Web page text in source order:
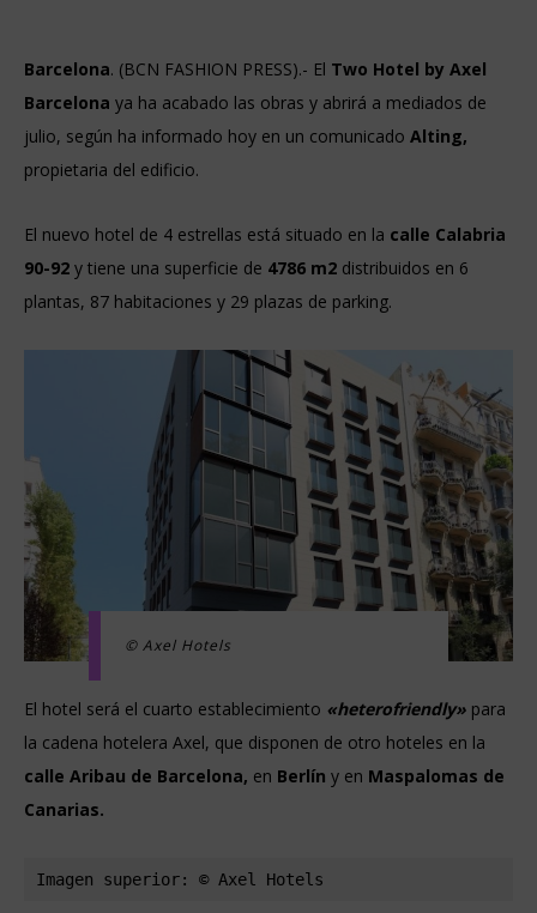
Barcelona. (BCN FASHION PRESS).- El Two Hotel by Axel
Barcelona ya ha acabado las obras y abrirá a mediados de
julio, según ha informado hoy en un comunicado Alting,
propietaria del edificio.
El nuevo hotel de 4 estrellas está situado en la calle Calabria
90-92 y tiene una superficie de 4786 m2 distribuidos en 6
plantas, 87 habitaciones y 29 plazas de parking.
© Axel Hotels
El hotel será el cuarto establecimiento «heterofriendly» para
la cadena hotelera Axel, que disponen de otro hoteles en la
calle Aribau de Barcelona, en Berlín y en Maspalomas de
Canarias.
Imagen superior: © Axel Hotels